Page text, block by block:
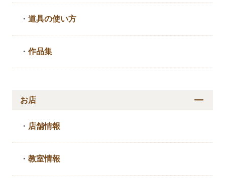
・道具の使い方
・作品集
お店
・ 店舗情報
・教室情報